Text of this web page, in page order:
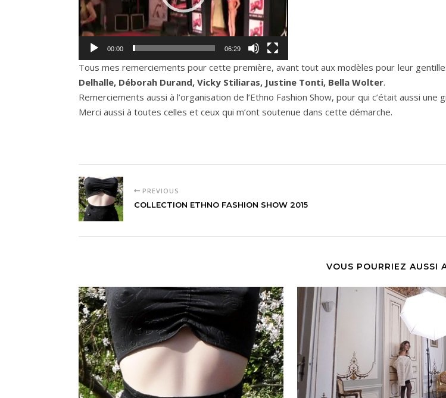
00:00 06:29
Tous mes remerciements pour cette première, avant tout aux modèles pour leur
Delhalle, Déborah Durand, Vicky Stiliaras, Justine Tonti, Bella Wolter.
Remerciements aussi à l’organisation de l’Ethno Fashion Show, pour qui c’était aussi
Merci aussi à toutes celles et ceux qui m’ont soutenue dans cette démarche.
PREVIOUS
COLLECTION ETHNO FASHION SHOW 2015
VOUS POURRIEZ AUSSI